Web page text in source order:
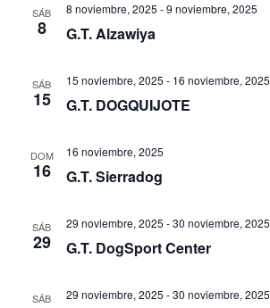
SÁB
8
8 noviembre, 2025 -9 noviembre, 2025
G.T. Alzawiya
SÁB
15
15 noviembre, 2025 - 16 noviembre, 2025
G.T. DOGQUIJOTE
DOM
16
16 noviembre, 2025
G.T. Sierradog
SÁB
29
29 noviembre, 2025 -30 noviembre, 2025
G.T. DogSport Center
SÁB 29 noviembre, 2025 -30 noviembre, 2025